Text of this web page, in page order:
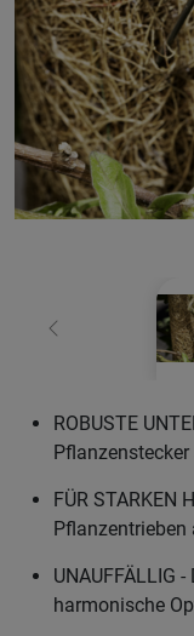
Zurück
ROBUSTE
FÜR STARKEN
Pflanzentrieben
UNAUFFÄLLIG
harmonische